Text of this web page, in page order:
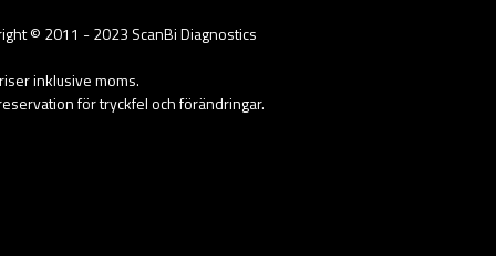
© 2011 - 2023 ScanBi Diagnostics
inklusive moms.
för tryckfel och förändringar.